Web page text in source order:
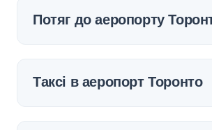
Потяг до аеропорту
Таксі в аеропорт Торонто